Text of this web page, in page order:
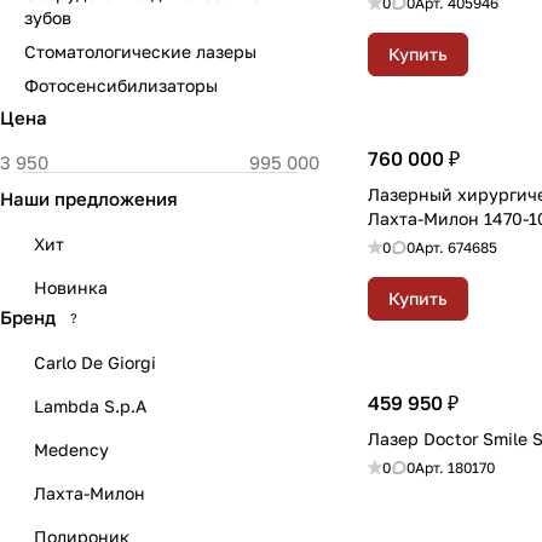
Купить
760 000 ₽
Лазерный
Лахта-Милон 1470-
0 0Арт. 674685
Купить
459 950 ₽
Лазер Doctor Smile
0 0Арт. 180170
зубов
Стоматологические лазеры
Фотосенсибилизаторы
Цена
Наши предложения
Хит
Новинка
Бренд ?
Carlo De Giorgi
Lambda S.p.A
Medency
Лахта-Милон
Полироник